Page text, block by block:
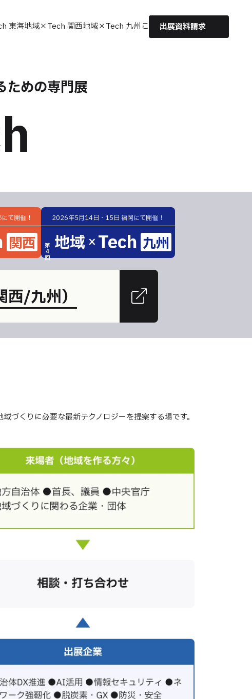
東海地域×Tech 関西地域×Tech 九州 こども×Tech
出展資料請求
ための専門展
て開催！
関西
2026年5月14日・15日 福岡にて開催！
第
4
回
地域 × Tech 九州
西/九州）
づくりに必要な最新テクノロジーを提案する場です。